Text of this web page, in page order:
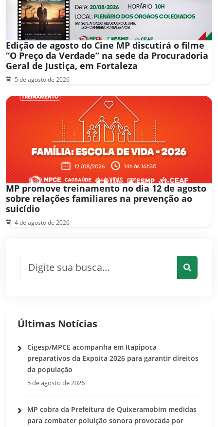
Edição de agosto do Cine MP discutirá o filme
“O Preço da Verdade” na sede da Procuradoria
Geral de Justiça, em Fortaleza
5 de agosto de 2026
MP promove treinamento no dia 12 de agosto
sobre relações familiares na prevenção ao
suicídio
4 de agosto de 2026
Últimas Notícias
Cigesp/MPCE acompanha em Itapipoca
preparativos da Expoita 2026 para garantir direitos
da população
5 de agosto de 2026
MP cobra da Prefeitura de Quixeramobim medidas
para combater poluição sonora provocada por